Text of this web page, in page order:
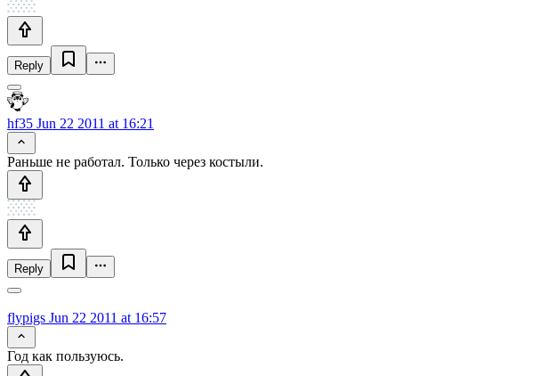
Reply
hf35 Jun 22 2011 at 16:21
Раньше не работал. Только через костыли.
Reply
flypigs Jun 22 2011 at 16:57
Год как пользуюсь.